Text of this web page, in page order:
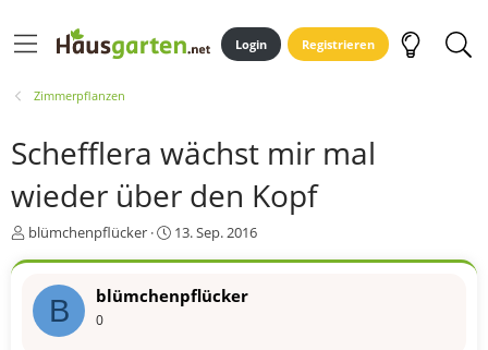
Login Registrieren
Zimmerpflanzen
Schefflera wächst mir mal
wieder über den Kopf
E
e
blümchenpflücker
E
t
13. Sep. 2016
B blümchenpflücker
0